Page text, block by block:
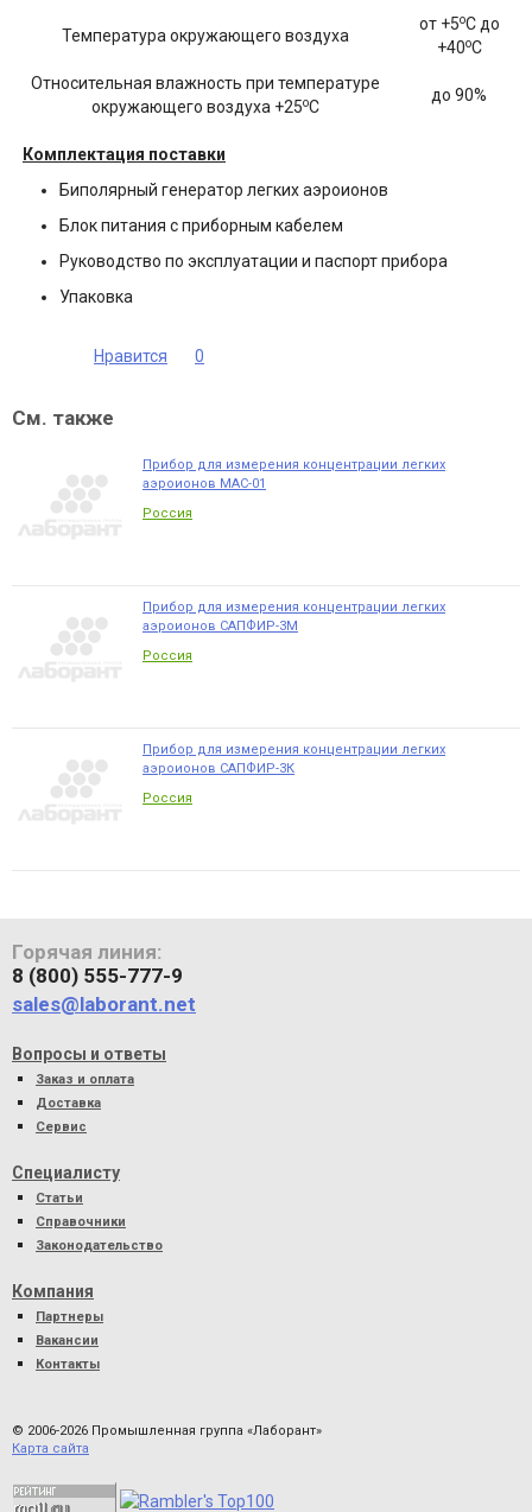
Температура окружающего воздуха
от +5oС до
+40oС
Относительная влажность при температуре
окружающего воздуха +25oC
до 90%
Комплектация поставки
Биполярный генератор легких аэроионов
Блок питания с приборным кабелем
Руководство по эксплуатации и паспорт прибора
Упаковка
Нравится 0
См. также
Прибор для измерения концентрации легких
аэроионов МАС-01
Россия
Прибор для измерения концентрации легких
аэроионов САПФИР-3М
Россия
Прибор для измерения концентрации легких
аэроионов САПФИР-3К
Россия
Горячая линия:
8 (800) 555-777-9
sales@laborant.net
Вопросы и ответы
Заказ и оплата
Доставка
Сервис
Специалисту
Статьи
Справочники
Законодательство
Компания
Партнеры
Вакансии
Контакты
© 2006-2026 Промышленная группа «Лаборант»
Карта сайта